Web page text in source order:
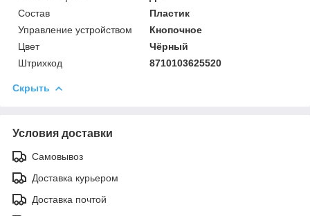
Состав
Пластик
Управление устройством
Кнопочное
Цвет
Чёрный
Штрихкод
8710103625520
Скрыть
Условия доставки
Самовывоз
Доставка курьером
Доставка почтой